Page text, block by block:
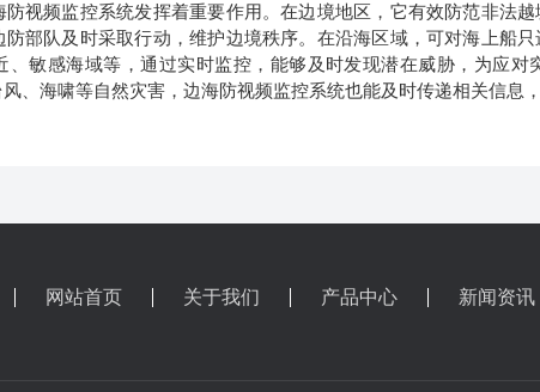
频监控系统发挥着重要作用。在边境地区，它有效防范非法越
部队及时采取行动，维护边境秩序。在沿海区域，可对海上船
、敏感海域等，通过实时监控，能够及时发现潜在威胁，为应
、海啸等自然灾害，边海防视频监控系统也能及时传递相关信息
网站首页 关于我们 产品中心 新闻资讯